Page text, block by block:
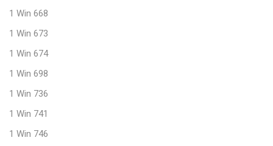
1 Win 668
1 Win 673
1 Win 674
1 Win 698
1 Win 736
1 Win 741
1 Win 746